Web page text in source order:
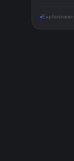
Explorineer